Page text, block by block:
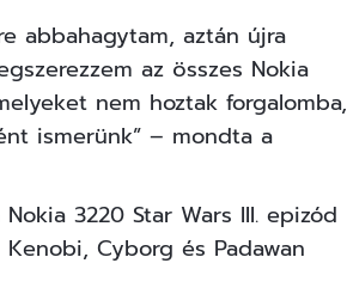
abbahagytam, aztán újra
az összes Nokia
nem hoztak forgalomba,
ismerünk” – mondta a
3220 Star Wars III. epizód
Cyborg és Padawan